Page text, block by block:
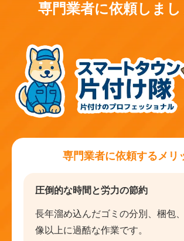
専門業者に依頼しまし
専門業者に依頼するメリ
圧倒的な時間と労力の節約
長年溜め込んだゴミの分別、梱包
像以上に過酷な作業です。